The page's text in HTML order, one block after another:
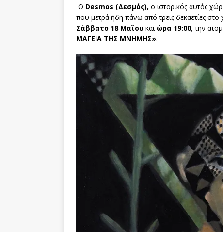
Ο Desmos (Δεσμός), ο ιστορικός αυτός
που μετρά ήδη πάνω από τρεις δεκαετίες
Σάββατο 18 Μαΐου και ώρα 19:00, την
ΜΑΓΕΙΑ ΤΗΣ ΜΝΗΜΗΣ».